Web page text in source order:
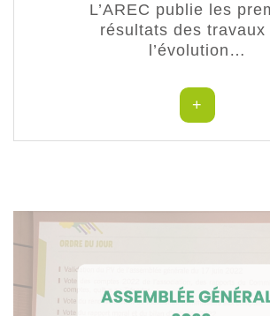
L’AREC publie les
résultats des travaux
l’évolution…
+